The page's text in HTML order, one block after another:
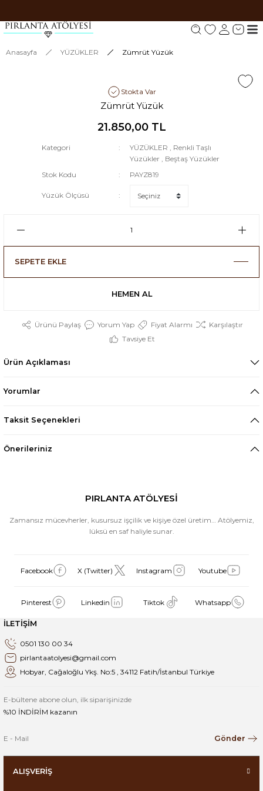
Tüm siparişlerde 1000 TL ve üzeri ücretsiz kargo. #3
Anasayfa YÜZÜKLER Zümrüt Yüzük
Stokta Var
Zümrüt Yüzük
21.850,00 TL
Kategori YÜZÜKLER
Renkli Taşlı
Yüzükler
Beştaş Yüzükler
Stok Kodu
PAYZ819
Yüzük Ölçüsü
SEPETE EKLE
HEMEN AL
Ürünü Paylaş Yorum Yap Fiyat Alarmı
Karşılaştır
Tavsiye Et
Ürün Açıklaması
Yorumlar
Taksit Seçenekleri
Önerileriniz
PIRLANTA ATÖLYESİ
Zamansız mücevherler, kusursuz işçilik ve kişiye özel üretim… Atölyemiz,
lüksü en saf haliyle sunar.
Facebook X (Twitter) Instagram Youtube
Pinterest Linkedin Tiktok Whatsapp
İLETİŞİM
0501 130 00 34
pirlantaatolyesi@gmail.com
Hobyar, Cağaloğlu Ykş. No:5 , 34112 Fatih/İstanbul Türkiye
E-bültene abone olun, ilk siparişinizde
%10 İNDİRİM kazanın
Gönder
ALIŞVERİŞ